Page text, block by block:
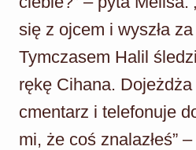
się z ojcem i wyszła
Tymczasem Halil
rękę Cihana.
cmentarz i telefonuje
mi, że coś znalazłeś”